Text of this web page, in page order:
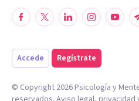
Accede Regístrate
© Copyright 2026Psicología y